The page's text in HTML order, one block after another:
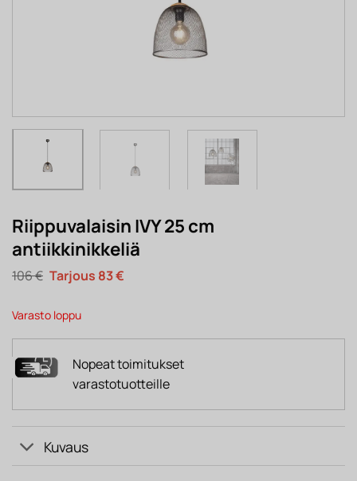
Riippuvalaisin IVY 25 cm
antiikkinikkeliä
106€ Alkuperäinen
hinta
106 €.
83€Nykyinen
Varasto loppu
Nopeat toimitukset
varastotuotteille
Kuvaus